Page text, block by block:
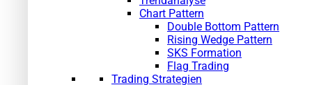
Chart Pattern
Double Bottom Pattern
Rising Wedge Pattern
SKS Formation
Flag Trading
Trading Strategien